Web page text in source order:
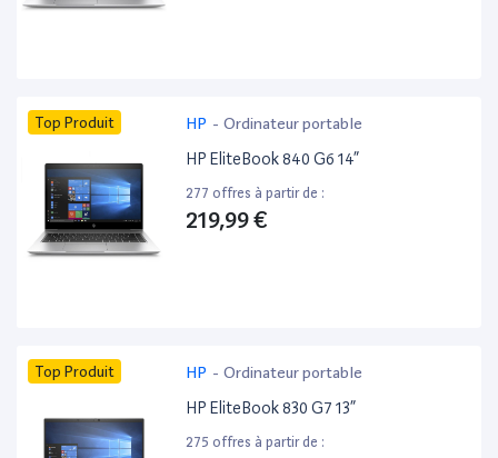
Top Produit HP - Ordinateur portable
HP EliteBook 840 G6 14”
277 offres à partir de :
219,99 €
Top Produit HP - Ordinateur portable
HP EliteBook 830 G7 13”
275 offres à partir de :